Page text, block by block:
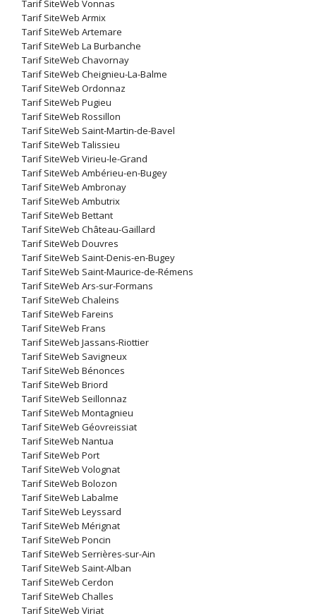
Tarif SiteWeb Vonnas
Tarif SiteWeb Armix
Tarif SiteWeb Artemare
Tarif SiteWeb La Burbanche
Tarif SiteWeb Chavornay
Tarif SiteWeb Cheignieu-La-Balme
Tarif SiteWeb Ordonnaz
Tarif SiteWeb Pugieu
Tarif SiteWeb Rossillon
Tarif SiteWeb Saint-Martin-de-Bavel
Tarif SiteWeb Talissieu
Tarif SiteWeb Virieu-le-Grand
Tarif SiteWeb Ambérieu-en-Bugey
Tarif SiteWeb Ambronay
Tarif SiteWeb Ambutrix
Tarif SiteWeb Bettant
Tarif SiteWeb Château-Gaillard
Tarif SiteWeb Douvres
Tarif SiteWeb Saint-Denis-en-Bugey
Tarif SiteWeb Saint-Maurice-de-Rémens
Tarif SiteWeb Ars-sur-Formans
Tarif SiteWeb Chaleins
Tarif SiteWeb Fareins
Tarif SiteWeb Frans
Tarif SiteWeb Jassans-Riottier
Tarif SiteWeb Savigneux
Tarif SiteWeb Bénonces
Tarif SiteWeb Briord
Tarif SiteWeb Seillonnaz
Tarif SiteWeb Montagnieu
Tarif SiteWeb Géovreissiat
Tarif SiteWeb Nantua
Tarif SiteWeb Port
Tarif SiteWeb Volognat
Tarif SiteWeb Bolozon
Tarif SiteWeb Labalme
Tarif SiteWeb Leyssard
Tarif SiteWeb Mérignat
Tarif SiteWeb Poncin
Tarif SiteWeb Serrières-sur-Ain
Tarif SiteWeb Saint-Alban
Tarif SiteWeb Cerdon
Tarif SiteWeb Challes
Tarif SiteWeb Viriat